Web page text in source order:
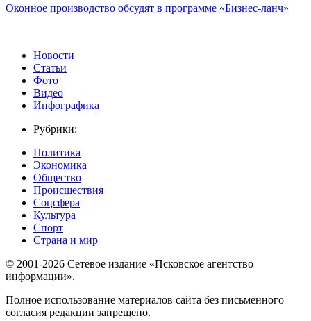
Оконное производство обсудят в программе «Бизнес-ланч»
Новости
Статьи
Фото
Видео
Инфографика
Рубрики:
Политика
Экономика
Общество
Происшествия
Соцсфера
Культура
Спорт
Страна и мир
© 2001-2026 Сетевое издание «Псковское агентство
информации».
Полное использование материалов сайта без письменного
согласия редакции запрещено.